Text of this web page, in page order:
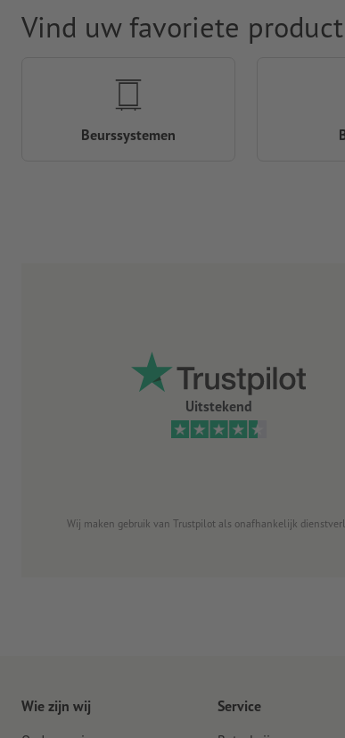
Uitstekend
Wij maken gebruik van Trustpilot als onafhankelijk
Vind uw favoriete product
Beurssystemen
Wie zijn wij Service